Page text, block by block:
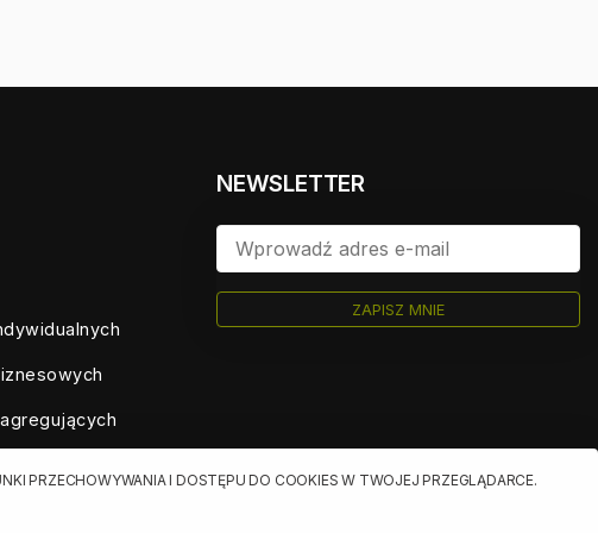
NEWSLETTER
ZAPISZ MNIE
PRZECHOWYWANIA I DOSTĘPU DO COOKIES W TWOJEJ PRZEGLĄDARCE.